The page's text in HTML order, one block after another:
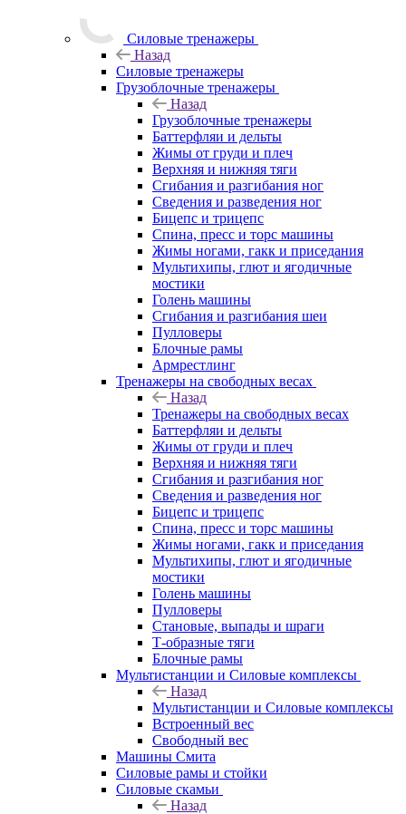
Силовые тренажеры
Назад
Силовые тренажеры
Грузоблочные тренажеры
Назад
Грузоблочные тренажеры
Баттерфляи и дельты
Жимы от груди и плеч
Верхняя и нижняя тяги
Сгибания и разгибания ног
Сведения и разведения ног
Бицепс и трицепс
Спина, пресс и торс машины
Жимы ногами, гакк и приседания
Мультихипы, глют и ягодичные
мостики
Голень машины
Сгибания и разгибания шеи
Пулловеры
Блочные рамы
Армрестлинг
Тренажеры на свободных весах
Назад
Тренажеры на свободных весах
Баттерфляи и дельты
Жимы от груди и плеч
Верхняя и нижняя тяги
Сгибания и разгибания ног
Сведения и разведения ног
Бицепс и трицепс
Спина, пресс и торс машины
Жимы ногами, гакк и приседания
Мультихипы, глют и ягодичные
мостики
Голень машины
Пулловеры
Становые, выпады и шраги
Т-образные тяги
Блочные рамы
Мультистанции и Силовые комплексы
Назад
Мультистанции и Силовые комплексы
Встроенный вес
Свободный вес
Машины Смита
Силовые рамы и стойки
Силовые скамьи
Назад